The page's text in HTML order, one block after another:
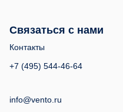
Связаться с нами
Контакты
+7 (495) 544-46-64
info@vento.ru